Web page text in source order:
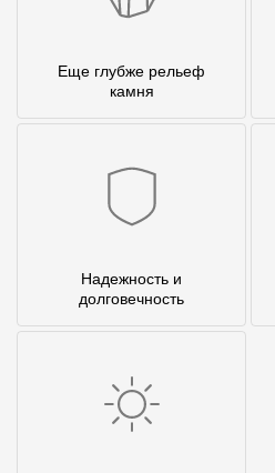
Еще глубже рельеф
камня
Надежность и
долговечность